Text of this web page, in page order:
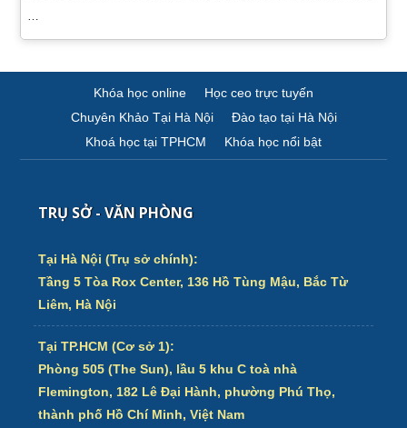
…
Khóa học online
Học ceo trực tuyến
Chuyên Khảo Tại Hà Nội
Đào tạo tại Hà Nội
Khoá học tại TPHCM
Khóa học nổi bật
TRỤ SỞ - VĂN PHÒNG
Tại Hà Nội (Trụ sở chính):
Tầng 5 Tòa Rox Center, 136 Hồ Tùng Mậu, Bắc Từ
Liêm, Hà Nội
Tại TP.HCM (Cơ sở 1):
Phòng 505 (The Sun), lầu 5 khu C toà nhà
Flemington, 182 Lê Đại Hành, phường Phú Thọ,
thành phố Hồ Chí Minh, Việt Nam